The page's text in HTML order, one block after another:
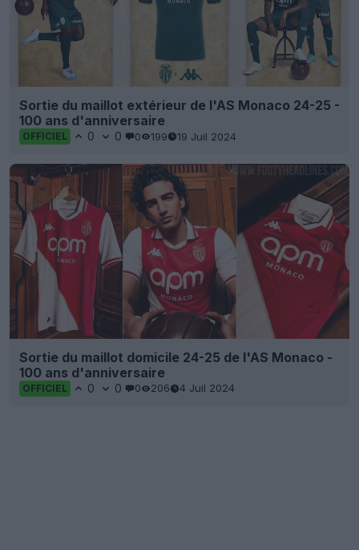
Sortie du maillot extérieur de l'AS Monaco 24-25 -
100 ans d'anniversaire
OFFICIEL 0 0 0 199 19 Juil 2024
Sortie du maillot domicile 24-25 de l'AS Monaco -
100 ans d'anniversaire
OFFICIEL 0 0 0 206 4 Juil 2024